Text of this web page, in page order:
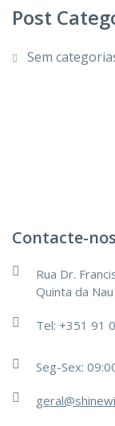
Post
Sem
Contacte-nos
Rua Dr.
Quinta da
Tel: +351 91
Seg-Sex: